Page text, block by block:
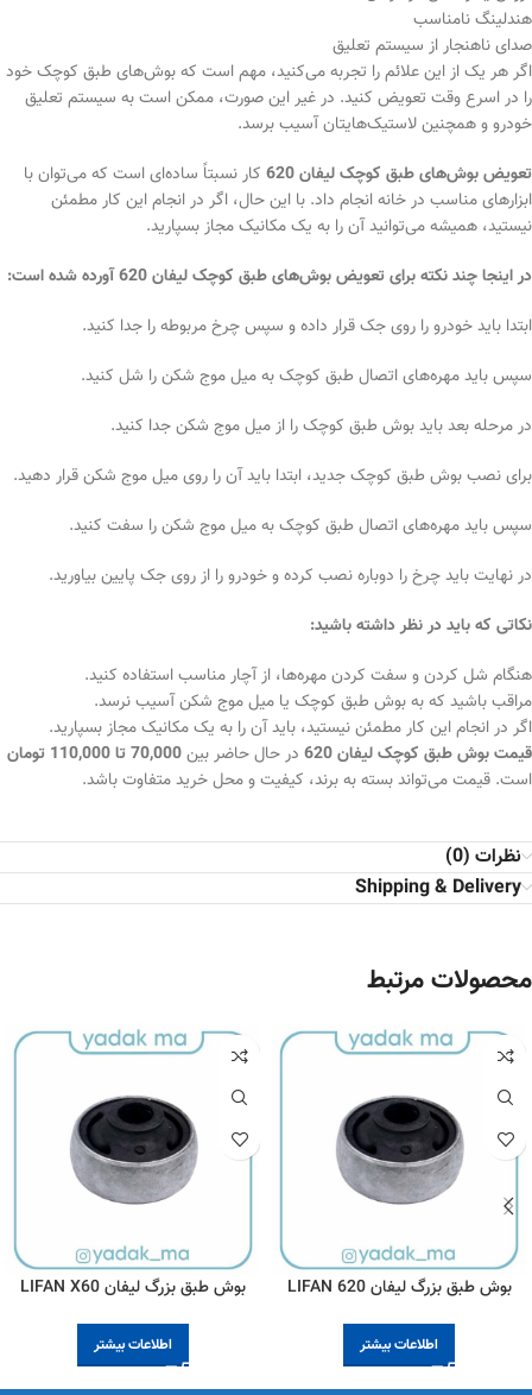
هندلینگ نامناسب
صدای ناهنجار از سیستم تعلیق
اگر هر یک از این علائم را تجربه می‌کنید، مهم است که بوش‌های طبق کوچک خود
را در اسرع وقت تعویض کنید. در غیر این صورت، ممکن است به سیستم تعلیق
خودرو و همچنین لاستیک‌هایتان آسیب برسد.
تعویض بوش‌های طبق کوچک لیفان 620
کار نسبتاً ساده‌ای است که می‌توان با
ابزارهای مناسب در خانه انجام داد. با این حال، اگر در انجام این کار مطمئن
نیستید، همیشه می‌توانید آن را به یک مکانیک مجاز بسپارید.
در اینجا چند نکته برای تعویض بوش‌های طبق کوچک لیفان 620 آورده شده است:
ابتدا باید خودرو را روی جک قرار داده و سپس چرخ مربوطه را جدا کنید.
سپس باید مهره‌های اتصال طبق کوچک به میل موج شکن را شل کنید.
در مرحله بعد باید بوش طبق کوچک را از میل موج شکن جدا کنید.
برای نصب بوش طبق کوچک جدید، ابتدا باید آن را روی میل موج شکن قرار دهید.
سپس باید مهره‌های اتصال طبق کوچک به میل موج شکن را سفت کنید.
در نهایت باید چرخ را دوباره نصب کرده و خودرو را از روی جک پایین بیاورید.
نکاتی که باید در نظر داشته باشید:
هنگام شل کردن و سفت کردن مهره‌ها، از آچار مناسب استفاده کنید.
مراقب باشید که به بوش طبق کوچک یا میل موج شکن آسیب نرسد.
اگر در انجام این کار مطمئن نیستید، باید آن را به یک مکانیک مجاز بسپارید.
قیمت بوش طبق کوچک لیفان 620
در حال حاضر بین70,000 تا 110,000 تومان
است. قیمت می‌تواند بسته به برند، کیفیت و محل خرید متفاوت باشد.
نظرات (0)
Shipping & Delivery
محصولات مرتبط
بوش طبق بزرگ لیفان LIFAN 620
اطلاعات بیشتر
بوش طبق بزرگ لیفان LIFAN X60
اطلاعات بیشتر